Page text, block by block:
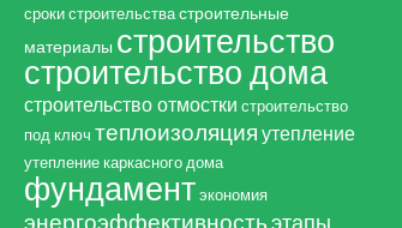
сроки строительства строительные
материалы строительство
строительство дома
строительство отмостки строительство
под ключ теплоизоляция утепление
утепление каркасного дома
фундамент экономия
энергоэффективность этапы